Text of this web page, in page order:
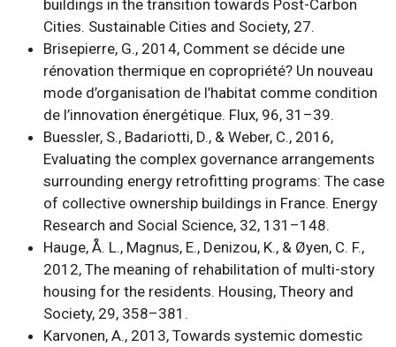
buildings in the transition towards Post-Carbon
Cities. Sustainable Cities and Society, 27.
Brisepierre, G., 2014, Comment se décide une
rénovation thermique en copropriété? Un nouveau
mode d’organisation de l’habitat comme condition
de l’innovation énergétique. Flux, 96, 31–39.
Buessler, S., Badariotti, D., & Weber, C., 2016,
Evaluating the complex governance arrangements
surrounding energy retrofitting programs: The case
of collective ownership buildings in France. Energy
Research and Social Science, 32, 131–148.
Hauge, Å. L., Magnus, E., Denizou, K., & Øyen, C. F.,
2012, The meaning of rehabilitation of multi-story
housing for the residents. Housing, Theory and
Society, 29, 358–381.
Karvonen, A., 2013, Towards systemic domestic